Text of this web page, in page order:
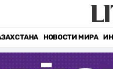
НОВОСТИ МИРА